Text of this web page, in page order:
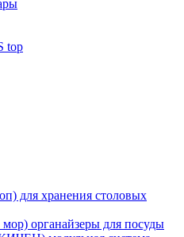
top
для хранения столовых
органайзеры для посуды